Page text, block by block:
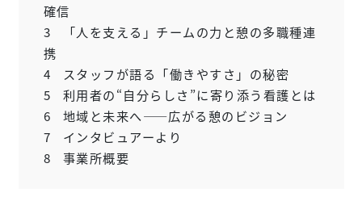
確信
3
「人を支える」チームの力と憩の多職種連
携
4
スタッフが語る「働きやすさ」の秘密
5
利用者の“自分らしさ”に寄り添う看護とは
6
地域と未来へ――広がる憩のビジョン
7
インタビュアーより
8
事業所概要